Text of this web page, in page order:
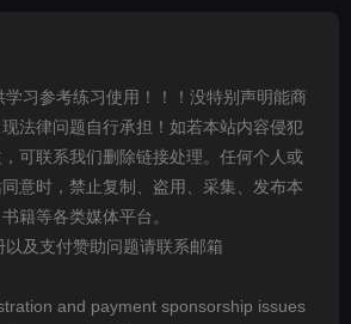
习参考练习使用！！！没特别声明能商
法律问题自行承担！如若本站内容侵犯
可联系我们删除链接处理。任何个人或
意时，禁止复制、盗用、采集、发布本
籍等各类媒体平台。
及支付赞助问题请联系邮箱
and payment sponsorship issues